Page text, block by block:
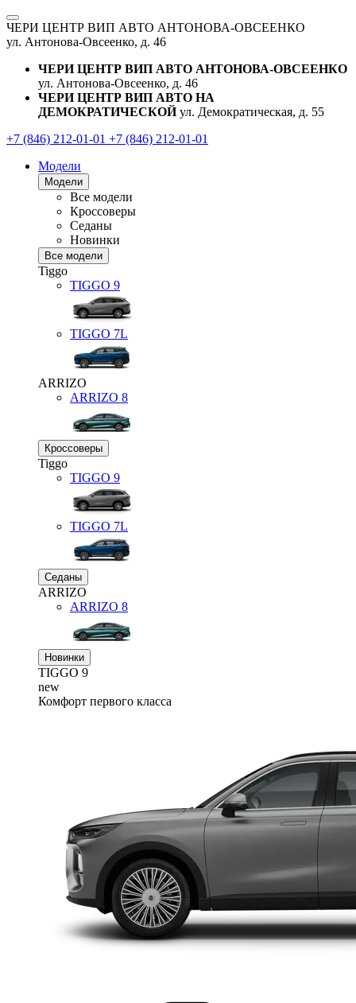
ЧЕРИ ЦЕНТР ВИП АВТО АНТОНОВА-ОВСЕЕНКО
ул. Антонова-Овсеенко, д. 46
ЧЕРИ ЦЕНТР ВИП АВТО АНТОНОВА-ОВСЕЕНКО
ул. Антонова-Овсеенко, д. 46
ЧЕРИ ЦЕНТР ВИП АВТО НА
ДЕМОКРАТИЧЕСКОЙ ул. Демократическая, д. 55
+7 (846) 212-01-01 +7 (846) 212-01-01
Модели
Модели
Все модели
Кроссоверы
Седаны
Новинки
Все модели
Tiggo
TIGGO 9
TIGGO 7L
ARRIZO
ARRIZO 8
Кроссоверы
Tiggo
TIGGO 9
TIGGO 7L
Седаны
ARRIZO
ARRIZO 8
Новинки
TIGGO 9
new
Комфорт первого класса